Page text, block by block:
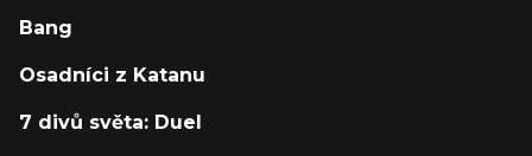
Bang
Osadníci z Katanu
7 divů světa: Duel